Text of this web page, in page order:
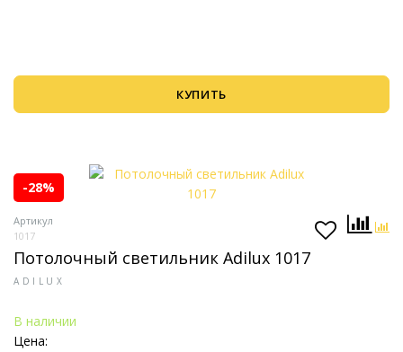
КУПИТЬ
-28%
Артикул
1017
Потолочный светильник Adilux 1017
ADILUX
В наличии
Цена: